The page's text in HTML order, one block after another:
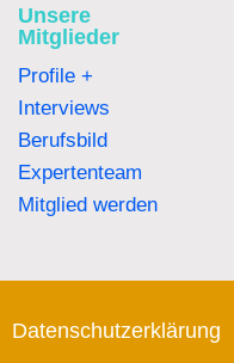
Unsere
Mitglieder
Profile +
Interviews
Berufsbild
Expertenteam
Mitglied werden
Datenschutzerklärung